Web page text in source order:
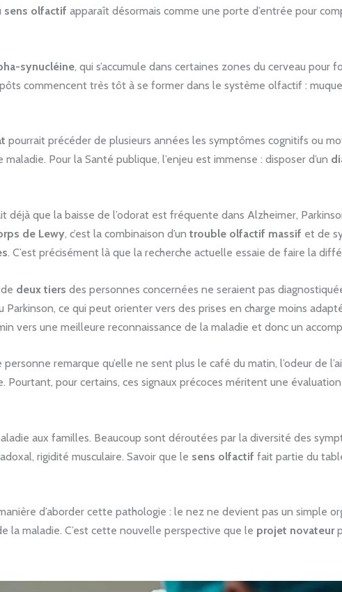
sens olfactif apparaît désormais comme une porte d’entrée pour
synucléine, qui s’accumule dans certaines zones du cerveau pour
commencent très tôt à se former dans le système olfactif :
pourrait précéder de plusieurs années les symptômes cognitifs ou
Pour la Santé publique, l’enjeu est immense : disposer d’un
que la baisse de l’odorat est fréquente dans Alzheimer,
de Lewy, c’est la combinaison d’un trouble olfactif massif et de
. C’est précisément là que la recherche actuelle essaie de faire la
deux tiers des personnes concernées ne seraient pas
ce qui peut orienter vers des prises en charge moins
vers une meilleure reconnaissance de la maladie et donc un
remarque qu’elle ne sent plus le café du matin, l’odeur de
pour certains, ces signaux précoces méritent une
aux familles. Beaucoup sont déroutées par la diversité des
rigidité musculaire. Savoir que le sens olfactif fait partie du
d’aborder cette pathologie : le nez ne devient pas un simple
la maladie. C’est cette nouvelle perspective que le projet novateur